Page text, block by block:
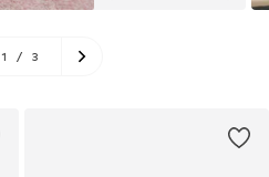
1 / 3